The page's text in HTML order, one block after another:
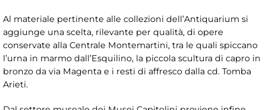
Al materiale pertinente alle collezioni dell’Antiquarium si
aggiunge una scelta, rilevante per qualità, di opere
conservate alla Centrale Montemartini, tra le quali spiccano
l’urna in marmo dall’Esquilino, la piccola scultura di capro in
bronzo da via Magenta e i resti di affresco dalla cd. Tomba
Arieti.